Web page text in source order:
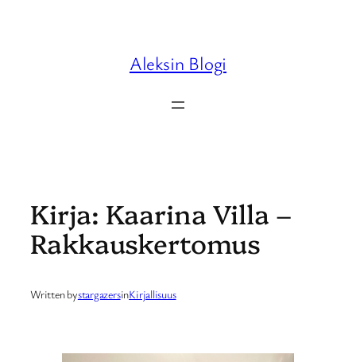
Aleksin Blogi
Kirja: Kaarina Villa –
Rakkauskertomus
Written bystargazersinKirjallisuus